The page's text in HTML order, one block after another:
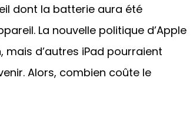
dont la batterie aura été
La nouvelle politique d’Apple
mais d’autres iPad pourraient
Alors, combien coûte le